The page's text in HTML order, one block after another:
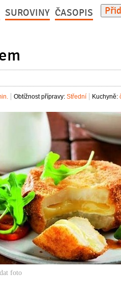
SUROVINY ČASOPIS
Kuchyně:
Obtížnost přípravy: Střední
foto